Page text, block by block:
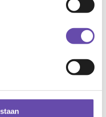
rond